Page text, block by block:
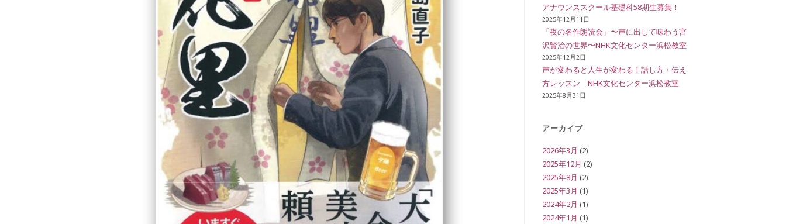
ト
の
索
を
アナウンススクール基礎科58期生募集！
2025年12月11日
「夜の名作朗読会」〜声に出して味わう宮
沢賢治の世界〜NHK文化センター浜松教室
2025年12月2日
声が変わると人生が変わる！話し方・伝え
方レッスン NHK文化センター浜松教室
2025年8月31日
アーカイブ
2026年3月 (2)
2025年12月 (2)
2025年8月 (2)
2025年3月 (1)
2024年2月 (1)
2024年1月 (1)